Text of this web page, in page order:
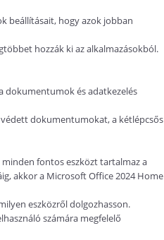
beállításait, hogy azok jobban
hozzák ki az alkalmazásokból.
dokumentumok és adatkezelés
dokumentumokat, a kétlépcsős
minden fontos eszközt tartalmaz a
akkor a Microsoft Office 2024 Home
eszközről dolgozhasson.
számára megfelelő